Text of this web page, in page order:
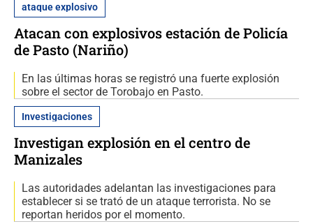
ataque explosivo
Atacan con explosivos estación de Policía
de Pasto (Nariño)
En las últimas horas se registró una fuerte explosión
sobre el sector de Torobajo en Pasto.
Investigaciones
Investigan explosión en el centro de
Manizales
Las autoridades adelantan las investigaciones para
establecer si se trató de un ataque terrorista. No se
reportan heridos por el momento.